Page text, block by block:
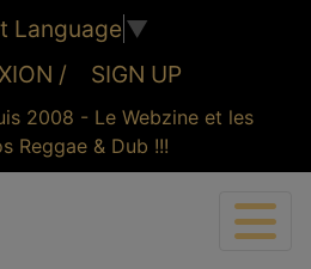
Language ▼
2008 - Le Webzine et les
Reggae & Dub !!!
/ SIGN UP